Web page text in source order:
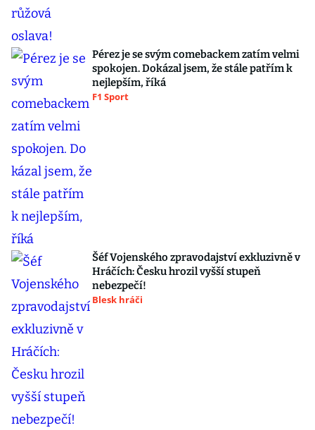
Pérez je se svým comebackem zatím velmi
spokojen. Dokázal jsem, že stále patřím k
nejlepším, říká
F1 Sport
Šéf Vojenského zpravodajství exkluzivně v
Hráčích: Česku hrozil vyšší stupeň
nebezpečí!
Blesk hráči